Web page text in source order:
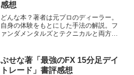
感想
どんな本？著者は元プロのディーラー。
自身の体験をもとにした手法の解説。フ
ァンダメンタルズとテクニカルと両方を
視する。今、どの通貨が強いか、弱いか
がベース。セルザファクト...
ぶせな著「最強のFX 15分足デイ
トレード」書評感想